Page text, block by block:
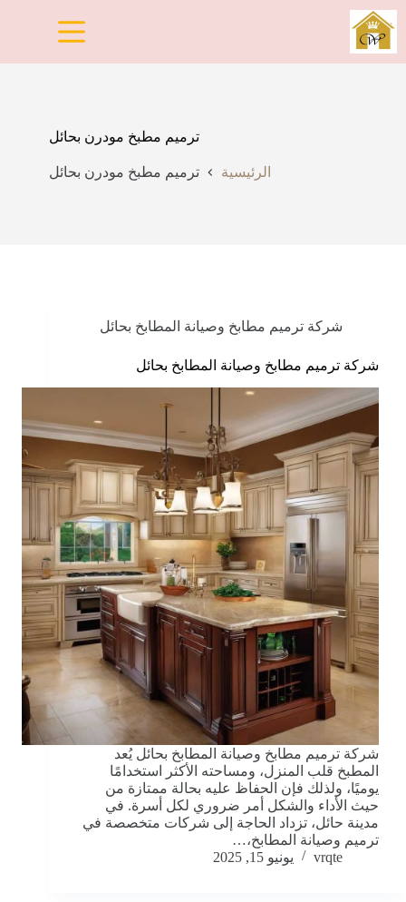
التجاوز
إلى
المحتوى
ترميم مطبخ مودرن بحائل
الرئيسية ترميم مطبخ مودرن بحائل
شركة ترميم مطابخ وصيانة المطابخ بحائل
شركة ترميم مطابخ وصيانة المطابخ بحائل
شركة ترميم مطابخ وصيانة المطابخ بحائل يُعد
المطبخ قلب المنزل، ومساحته الأكثر استخدامًا
يوميًا، ولذلك فإن الحفاظ عليه بحالة ممتازة من
حيث الأداء والشكل أمر ضروري لكل أسرة. في
مدينة حائل، تزداد الحاجة إلى شركات متخصصة في
ترميم وصيانة المطابخ،…
vrqte
يونيو 15, 2025